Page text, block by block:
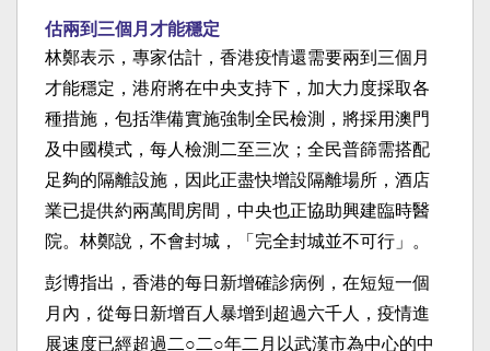
估兩到三個月才能穩定
林鄭表示，專家估計，香港疫情還需要兩到三個月
才能穩定，港府將在中央支持下，加大力度採取各
種措施，包括準備實施強制全民檢測，將採用澳門
及中國模式，每人檢測二至三次；全民普篩需搭配
足夠的隔離設施，因此正盡快增設隔離場所，酒店
業已提供約兩萬間房間，中央也正協助興建臨時醫
院。林鄭說，不會封城，「完全封城並不可行」。
彭博指出，香港的每日新增確診病例，在短短一個
月內，從每日新增百人暴增到超過六千人，疫情進
展速度已經超過二○二○年二月以武漢市為中心的中